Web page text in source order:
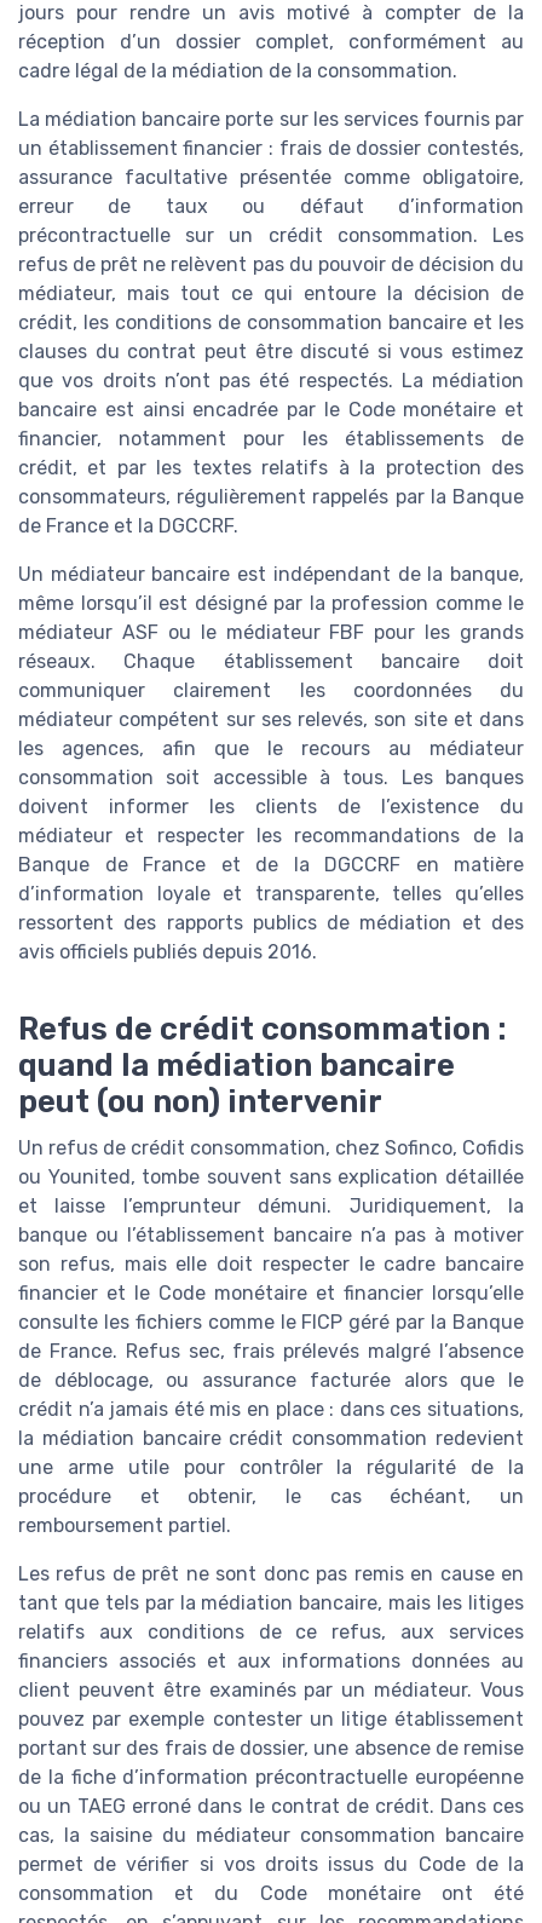
jours pour rendre un avis motivé à compter de la
réception d’un dossier complet, conformément au
cadre légal de la médiation de la consommation.
La médiation bancaire porte sur les services fournis par
un établissement financier : frais de dossier contestés,
assurance facultative présentée comme obligatoire,
erreur de taux ou défaut d’information
précontractuelle sur un crédit consommation. Les
refus de prêt ne relèvent pas du pouvoir de décision du
médiateur, mais tout ce qui entoure la décision de
crédit, les conditions de consommation bancaire et les
clauses du contrat peut être discuté si vous estimez
que vos droits n’ont pas été respectés. La médiation
bancaire est ainsi encadrée par le Code monétaire et
financier, notamment pour les établissements de
crédit, et par les textes relatifs à la protection des
consommateurs, régulièrement rappelés par la Banque
de France et la DGCCRF.
Un médiateur bancaire est indépendant de la banque,
même lorsqu’il est désigné par la profession comme le
médiateur ASF ou le médiateur FBF pour les grands
réseaux. Chaque établissement bancaire doit
communiquer clairement les coordonnées du
médiateur compétent sur ses relevés, son site et dans
les agences, afin que le recours au médiateur
consommation soit accessible à tous. Les banques
doivent informer les clients de l’existence du
médiateur et respecter les recommandations de la
Banque de France et de la DGCCRF en matière
d’information loyale et transparente, telles qu’elles
ressortent des rapports publics de médiation et des
avis officiels publiés depuis 2016.
Refus de crédit consommation :
quand la médiation bancaire
peut (ou non) intervenir
Un refus de crédit consommation, chez Sofinco, Cofidis
ou Younited, tombe souvent sans explication détaillée
et laisse l’emprunteur démuni. Juridiquement, la
banque ou l’établissement bancaire n’a pas à motiver
son refus, mais elle doit respecter le cadre bancaire
financier et le Code monétaire et financier lorsqu’elle
consulte les fichiers comme le FICP géré par la Banque
de France. Refus sec, frais prélevés malgré l’absence
de déblocage, ou assurance facturée alors que le
crédit n’a jamais été mis en place : dans ces situations,
la médiation bancaire crédit consommation redevient
une arme utile pour contrôler la régularité de la
procédure et obtenir, le cas échéant, un
remboursement partiel.
Les refus de prêt ne sont donc pas remis en cause en
tant que tels par la médiation bancaire, mais les litiges
relatifs aux conditions de ce refus, aux services
financiers associés et aux informations données au
client peuvent être examinés par un médiateur. Vous
pouvez par exemple contester un litige établissement
portant sur des frais de dossier, une absence de remise
de la fiche d’information précontractuelle européenne
ou un TAEG erroné dans le contrat de crédit. Dans ces
cas, la saisine du médiateur consommation bancaire
permet de vérifier si vos droits issus du Code de la
consommation et du Code monétaire ont été